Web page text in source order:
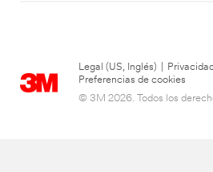
Legal (US, Inglés)
Preferencias de cookies
© 3M 2026. Todos los